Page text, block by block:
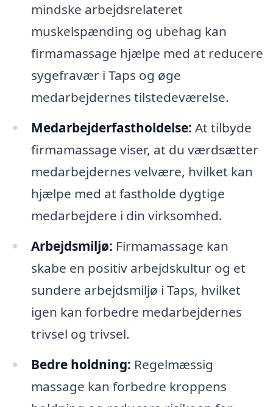
mindske arbejdsrelateret
muskelspænding og ubehag kan
firmamassage hjælpe med at reducere
sygefravær i Taps og øge
medarbejdernes tilstedeværelse.
Medarbejderfastholdelse: At tilbyde
firmamassage viser, at du værdsætter
medarbejdernes velvære, hvilket kan
hjælpe med at fastholde dygtige
medarbejdere i din virksomhed.
Arbejdsmiljø: Firmamassage kan
skabe en positiv arbejdskultur og et
sundere arbejdsmiljø i Taps, hvilket
igen kan forbedre medarbejdernes
trivsel og trivsel.
Bedre holdning: Regelmæssig
massage kan forbedre kroppens